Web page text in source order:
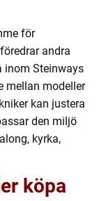
för
andra
inom Steinways
mellan modeller
kan justera
den miljö
kyrka,
köpa